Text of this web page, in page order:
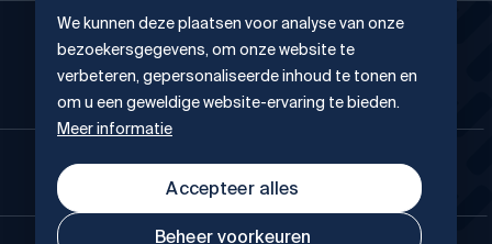
We kunnen deze plaatsen voor analyse van onze
bezoekersgegevens, om onze website te
verbeteren, gepersonaliseerde inhoud te tonen en
om u een geweldige website-ervaring te bieden.
Meer informatie
Beheer voorkeuren
Accepteer alles
4.5 241 Google-reviews